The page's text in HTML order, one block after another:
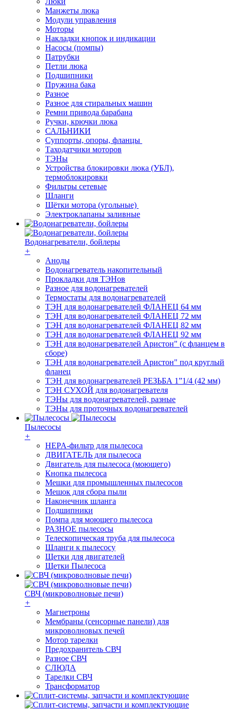
Манжеты люка
Модули управления
Моторы
Накладки кнопок и индикации
Насосы (помпы)
Патрубки
Петли люка
Подшипники
Пружина бака
Разное
Разное для стиральных машин
Ремни привода барабана
Ручки, крючки люка
САЛЬНИКИ
Суппорты, опоры, фланцы
Таходатчики моторов
ТЭНы
Устройства блокировки люка (УБЛ),
термоблокировки
Фильтры сетевые
Шланги
Щётки мотора (угольные)
Электроклапаны заливные
Водонагреватели, бойлеры
+
Аноды
Водонагреватель накопительный
Прокладки для ТЭНов
Разное для водонагревателей
Термостаты для водонагревателей
ТЭН для водонагревателей ФЛАНЕЦ 64 мм
ТЭН для водонагревателей ФЛАНЕЦ 72 мм
ТЭН для водонагревателей ФЛАНЕЦ 82 мм
ТЭН для водонагревателей ФЛАНЕЦ 92 мм
ТЭН для водонагревателей Аристон" (с фланцем в
сборе)
ТЭН для водонагревателей Аристон" под круглый
фланец
ТЭН для водонагревателей РЕЗЬБА 1”1/4 (42 мм)
ТЭН СУХОЙ для водонагревателя
ТЭНы для водонагревателей, разные
ТЭНы для проточных водонагревателей
Пылесосы
+
HEPA-фильтр для пылесоса
ДВИГАТЕЛЬ для пылесоса
Двигатель для пылесоса (моющего)
Кнопка пылесоса
Мешки для промышленных пылесосов
Мешок для сбора пыли
Наконечник шланга
Подшипники
Помпа для моющего пылесоса
РАЗНОЕ пылесосы
Телескопическая труба для пылесоса
Шланги к пылесосу
Щетки для двигателей
Щетки Пылесоса
СВЧ (микроволновые печи)
+
Магнетроны
Мембраны (сенсорные панели) для
микроволновых печей
Мотор тарелки
Предохранитель СВЧ
Разное СВЧ
СЛЮДА
Тарелки СВЧ
Трансформатор